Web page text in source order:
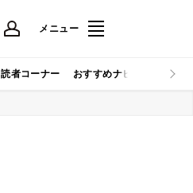
メニュー
読者コーナー おすすめナビ マイナビ